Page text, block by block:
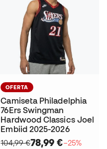
OFERTA
Camiseta Philadelphia
76Ers Swingman
Hardwood Classics Joel
Embiid 2025-2026
104,99 €78,99 €−25%